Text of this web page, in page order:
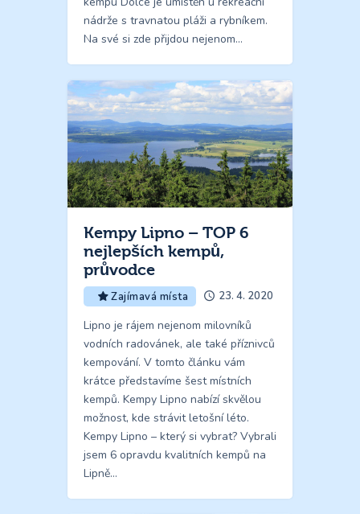
nádrže s travnatou pláži a rybníkem.
Na své si zde přijdou nejenom…
Kempy Lipno – TOP 6
nejlepších kempů,
průvodce
Zajímavá místa 23. 4. 2020
Lipno je rájem nejenom milovníků
vodních radovánek, ale také příznivců
kempování. V tomto článku vám
krátce představíme šest místních
kempů. Kempy Lipno nabízí skvělou
možnost, kde strávit letošní léto.
Kempy Lipno – který si vybrat? Vybrali
jsem 6 opravdu kvalitních kempů na
Lipně…